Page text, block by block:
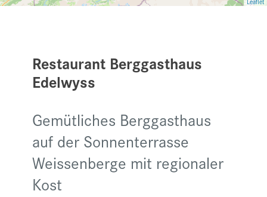
Restaurant Berggasthaus
Edelwyss
Gemütliches Berggasthaus
auf der Sonnenterrasse
Weissenberge mit regionaler
Kost